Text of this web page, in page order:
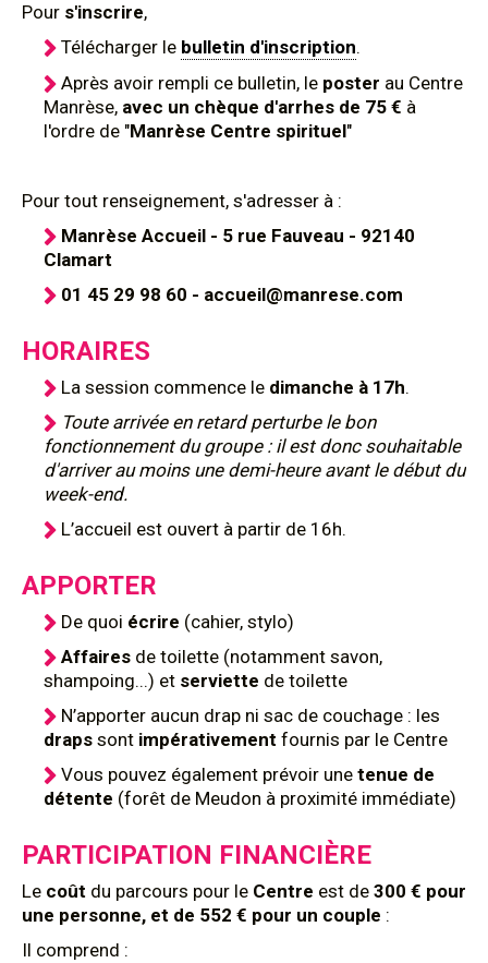
Pour s'inscrire,
Télécharger le bulletin d'inscription.
Après avoir rempli ce bulletin, le poster au Centre
Manrèse, avec un chèque d'arrhes de 75 € à
l'ordre de "Manrèse Centre spirituel"
Pour tout renseignement, s'adresser à :
Manrèse Accueil - 5 rue Fauveau - 92140
Clamart
01 45 29 98 60 - accueil@manrese.com
HORAIRES
La session commence le dimanche à 17h.
Toute arrivée en retard perturbe le bon
fonctionnement du groupe : il est donc souhaitable
d'arriver au moins une demi-heure avant le début du
week-end.
L’accueil est ouvert à partir de 16h.
APPORTER
De quoi écrire (cahier, stylo)
Affaires de toilette (notamment savon,
shampoing...) et serviette de toilette
N’apporter aucun drap ni sac de couchage : les
draps sont impérativement fournis par le Centre
Vous pouvez également prévoir une tenue de
détente (forêt de Meudon à proximité immédiate)
PARTICIPATION FINANCIÈRE
Le coût du parcours pour le Centre est de 300 € pour
une personne, et de 552 € pour un couple :
Il comprend :